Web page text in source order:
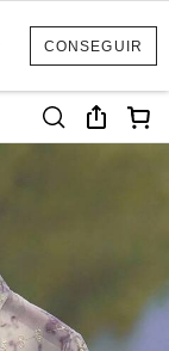
CONSEGUIR